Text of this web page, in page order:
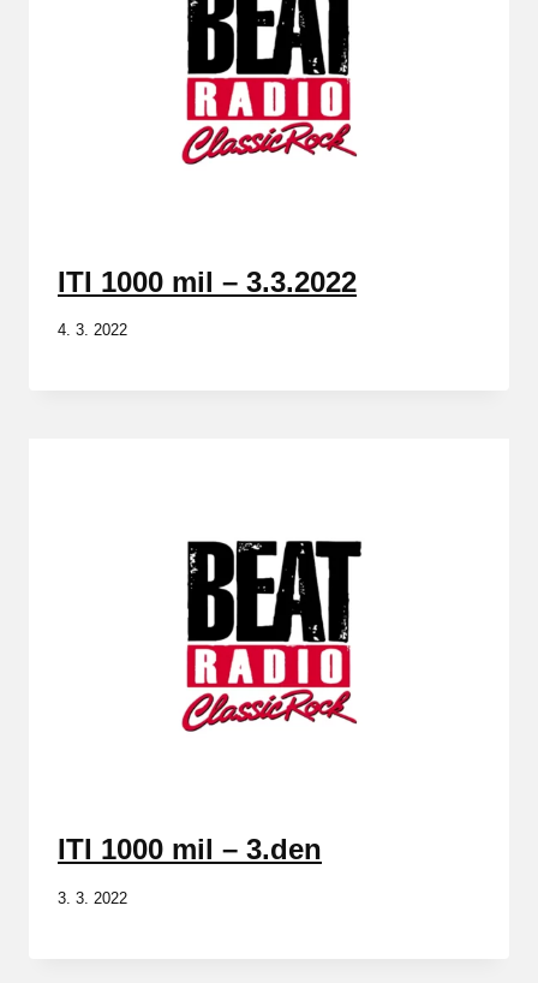
ITI 1000 mil – 3.3.2022
4. 3. 2022
ITI 1000 mil – 3.den
3. 3. 2022